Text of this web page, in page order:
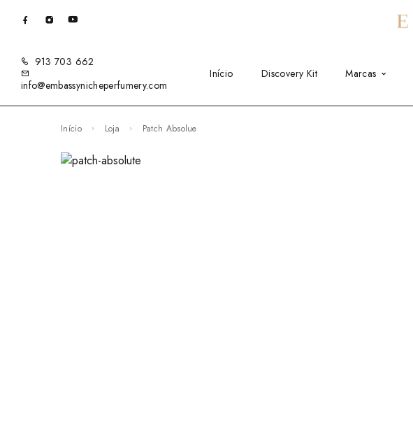
913 703 662
info@embassynicheperfumery.com
Início Discovery Kit Marcas
Início Loja Patch Absolue